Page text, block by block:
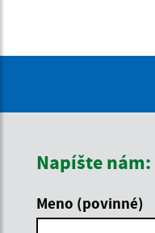
Napíšte nám:
Meno (povinné)